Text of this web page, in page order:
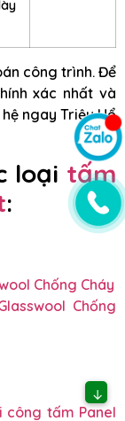
công trình. Để
xác nhất và
ngay Triệu Hổ
loại tấm
:
Chống Cháy
Chống
công tấm Panel
↓